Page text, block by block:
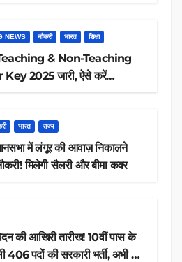
NEWS नौकरी भारत शिक्षा
& Non-Teaching
2025 जारी, ऐसे करें
भारत राज्य
में लंगूर की आवाज़ निकालने
को नौकरी! मिलेगी सैलरी और बीमा कवर
की आखिरी तारीख! 10वीं पास के
406 पदों की सरकारी भर्ती, अभी करें